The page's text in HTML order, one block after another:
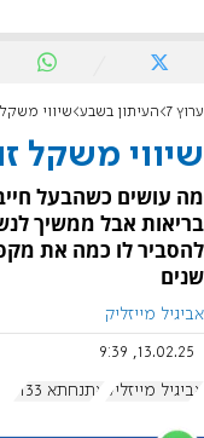
ערוץ 7 העיתון בשבע שיווי משקל
שיווי משקל
מה עושים כשהבעל
בריאות אבל ממשיך
להסביר לו כמה את
שנים
אביגיל מייזליק
13.02.25, 9:39
אביגיל מייזליק אתנחתא 1133